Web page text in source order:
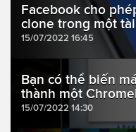
Facebook cho
clone trong một
15/07/2022 16:45
Bạn có thể biến
thành một
15/07/2022 14:30